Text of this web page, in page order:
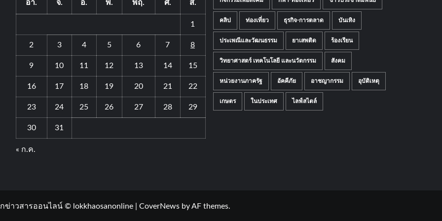
อา. จ. อ. พ. พฤ. ศ. ส.
1
2 3 4 5 6 7 8
9 10 11 12 13 14 15
16 17 18 19 20 21 22
23 24 25 26 27 28 29
30 31
« ก.ค.
คลิป ท่องเที่ยว ธุรกิจ-การตลาด บันเทิง
ประเพณีและวัฒนธรรม ยาเสพติด ร้องเรียน
วิทยาศาสตร์ เทคโนโลยี และนวัตกรรม สังคม
หน่วยงานภาครัฐ อัคคีภัย อาชญากรรม อุบัติเหตุ
เกษตร ในประเทศ ไลฟ์สไตล์
ข่าวสารออนไลน์ © lokkhaosanonline CoverNews by AF themes.